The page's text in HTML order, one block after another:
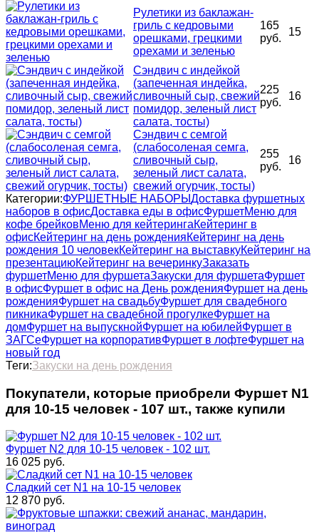
Рулетики из баклажан-
гриль с кедровыми
орешками, грецкими
орехами и зеленью
165
руб.
15
Сэндвич с индейкой
(запеченная индейка,
сливочный сыр, свежий
помидор, зеленый лист
салата, тосты)
225
руб.
16
Сэндвич с семгой
(слабосоленая семга,
сливочный сыр,
зеленый лист салата,
свежий огурчик, тосты)
255
руб.
16
Категории:ФУРШЕТНЫЕ НАБОРЫ Доставка фуршетных
наборов в офисДоставка еды в офисФуршетМеню для
кофе брейковМеню для кейтерингаКейтеринг в
офисКейтеринг на день рожденияКейтеринг на день
рождения 10 человекКейтеринг на выставкуКейтеринг на
презентациюКейтеринг на вечеринкуЗаказать
фуршетМеню для фуршетаЗакуски для фуршетаФуршет
в офисФуршет в офис на День рожденияФуршет на день
рожденияФуршет на свадьбуФуршет для свадебного
пикникаФуршет на свадебной прогулкеФуршет на
домФуршет на выпускнойФуршет на юбилейФуршет в
ЗАГСеФуршет на корпоративФуршет в лофтеФуршет на
новый год
Теги:Закуски на день рождения
Покупатели, которые приобрели Фуршет N1
для 10-15 человек - 107 шт., также купили
Фуршет N2 для 10-15 человек - 102 шт.
16 025 руб.
Сладкий сет N1 на 10-15 человек
12 870 руб.